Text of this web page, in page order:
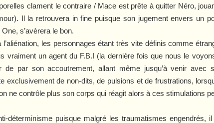
clament le contraire / Mace est prête à quitter Néro,
Il la retrouvera in fine puisque son jugement envers un
s’avèrera le bon.
les personnages étant très vite définis comme
vraiment un agent du F.B.I (la dernière fois que nous le
de par son accoutrement, allant même jusqu’à venir
exclusivement de non-dits, de pulsions et de frustrations,
ne contrôle plus son corps qui réagit alors à ces stimulations
déterminisme puisque malgré les traumatismes engendrés,